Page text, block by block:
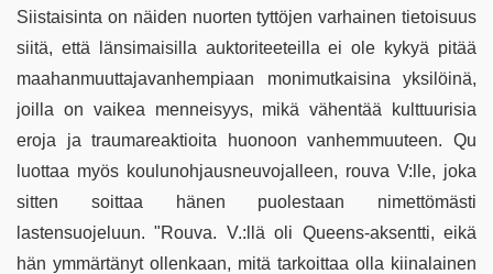
Siistaisinta on näiden nuorten tyttöjen varhainen tietoisuus
siitä, että länsimaisilla auktoriteeteilla ei ole kykyä pitää
maahanmuuttajavanhempiaan monimutkaisina yksilöinä,
joilla on vaikea menneisyys, mikä vähentää kulttuurisia
eroja ja traumareaktioita huonoon vanhemmuuteen. Qu
luottaa myös koulunohjausneuvojalleen, rouva V:lle, joka
sitten soittaa hänen puolestaan ​​nimettömästi
lastensuojeluun. "Rouva. V.:llä oli Queens-aksentti, eikä
hän ymmärtänyt ollenkaan, mitä tarkoittaa olla kiinalainen